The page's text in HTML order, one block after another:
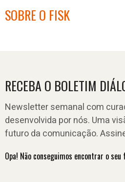
SOBRE O FISK
RECEBA O BOLETIM
Newsletter semanal com
desenvolvida por nós. Uma
futuro da comunicação.
Opa! Não conseguimos encontrar o